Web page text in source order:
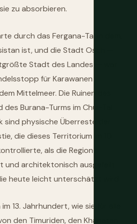
zu absorbieren.
durch das Fergana-Tal in dem,
ist, und die Stadt Osch —
Stadt des Landes — war
für Karawanen
Mittelmeer. Die Ruinen des
Burana-Turms im Chui-Tal
sind physische Überreste der
die dieses Territorium im 10.
als die Region
und architektonisch ausgefeilt
heute leicht unterschätzt wird.
13. Jahrhundert, wie sie für alle
den Timuriden, den Khanaten